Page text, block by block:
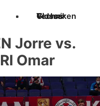
Techniken
Videos
Glossar
Jorre vs.
Omar